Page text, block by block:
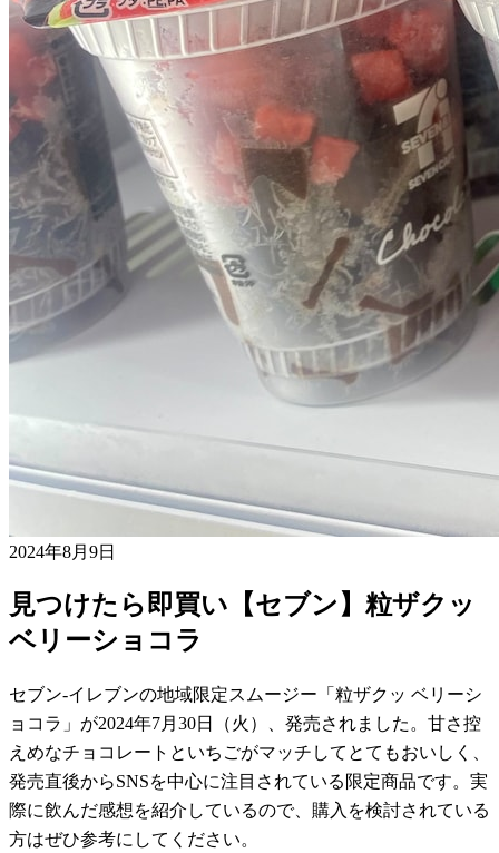
2024年8月9日
見つけたら即買い【セブン】粒ザクッ
ベリーショコラ
セブン-イレブンの地域限定スムージー「粒ザクッ ベリーシ
ョコラ」が2024年7月30日（火）、発売されました。甘さ控
えめなチョコレートといちごがマッチしてとてもおいしく、
発売直後からSNSを中心に注目されている限定商品です。実
際に飲んだ感想を紹介しているので、購入を検討されている
方はぜひ参考にしてください。